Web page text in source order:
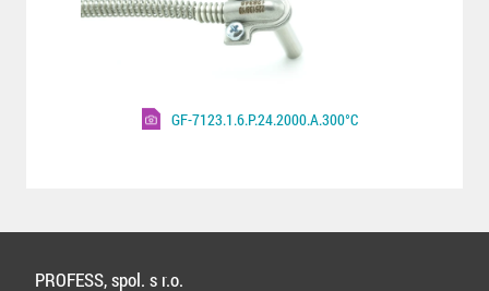
GF-7123.1.6.P.24.2000.A.300°C
PROFESS, spol. s r.o.